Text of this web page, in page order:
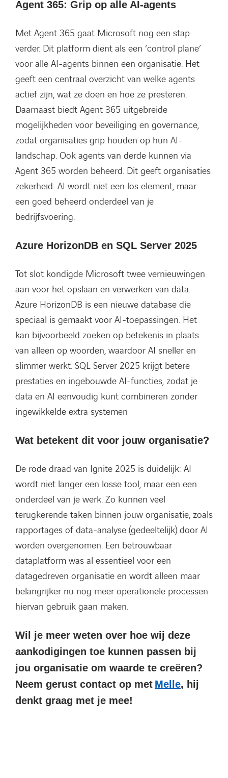
Agent 365: Grip op alle AI-agents
Met Agent 365 gaat Microsoft nog een stap
verder. Dit platform dient als een ‘control plane’
voor alle AI-agents binnen een organisatie. Het
geeft een centraal overzicht van welke agents
actief zijn, wat ze doen en hoe ze presteren.
Daarnaast biedt Agent 365 uitgebreide
mogelijkheden voor beveiliging en governance,
zodat organisaties grip houden op hun AI-
landschap. Ook agents van derde kunnen via
Agent 365 worden beheerd. Dit geeft organisaties
zekerheid: AI wordt niet een los element, maar
een goed beheerd onderdeel van je
bedrijfsvoering.
Azure HorizonDB en SQL Server 2025
Tot slot kondigde Microsoft twee vernieuwingen
aan voor het opslaan en verwerken van data.
Azure HorizonDB is een nieuwe database die
speciaal is gemaakt voor AI-toepassingen. Het
kan bijvoorbeeld zoeken op betekenis in plaats
van alleen op woorden, waardoor AI sneller en
slimmer werkt. SQL Server 2025 krijgt betere
prestaties en ingebouwde AI-functies, zodat je
data en AI eenvoudig kunt combineren zonder
ingewikkelde extra systemen
Wat betekent dit voor jouw organisatie?
De rode draad van Ignite 2025 is duidelijk: AI
wordt niet langer een losse tool, maar een een
onderdeel van je werk. Zo kunnen veel
terugkerende taken binnen jouw organisatie, zoals
rapportages of data-analyse (gedeeltelijk) door AI
worden overgenomen. Een betrouwbaar
dataplatform was al essentieel voor een
datagedreven organisatie en wordt alleen maar
belangrijker nu nog meer operationele processen
hiervan gebruik gaan maken.
Wil je meer weten over hoe wij deze
aankodigingen toe kunnen passen bij
jou organisatie om waarde te creëren?
Neem gerust contact op met Melle, hij
denkt graag met je mee!